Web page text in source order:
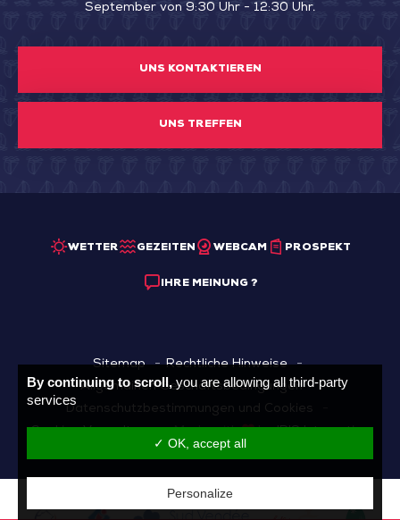
September von 9:30 Uhr - 12:30 Uhr.
UNS KONTAKTIEREN
UNS TREFFEN
WETTER GEZEITEN WEBCAM PROSPEKT
IHRE MEINUNG ?
Sitemap
Rechtliche Hinweise
Allgemainen Geschäftsbedingungen
Datenschutzbestimmungen und Cookies
By continuing to scroll, you are allowing all third-party
services
✓ OK, accept all
Personalize